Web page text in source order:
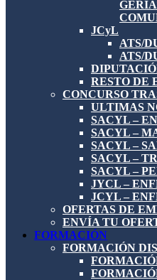
JCyL
ATS/
ATS/
RESTO DE
CONCURSO
ULTIMAS
SACYL –
SACYL –
SACYL –
SACYL –
SACYL –
JYCL –
JCYL –
OFERTAS DE
ENVÍA TU
FORMACIÓN
FORMACIÓN